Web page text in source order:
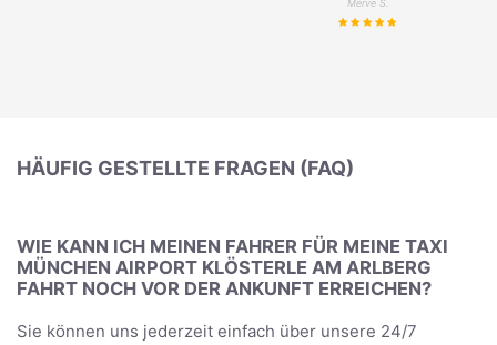
HÄUFIG GESTELLTE FRAGEN (FAQ)
WIE KANN ICH MEINEN FAHRER FÜR MEINE TAXI
MÜNCHEN AIRPORT KLÖSTERLE AM ARLBERG
FAHRT NOCH VOR DER ANKUNFT ERREICHEN?
Sie können uns jederzeit einfach über unsere 24/7